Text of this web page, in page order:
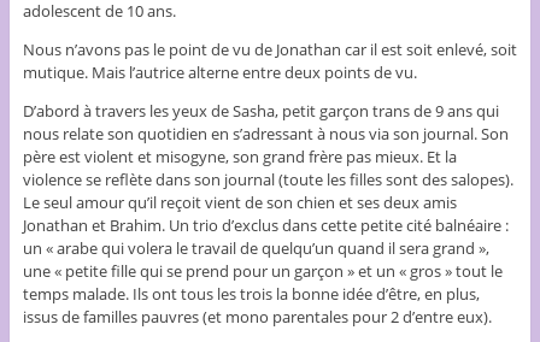
adolescent de 10 ans.
Nous n’avons pas le point de vu de Jonathan car il est soit enlevé, soit
mutique. Mais l’autrice alterne entre deux points de vu.
D’abord à travers les yeux de Sasha, petit garçon trans de 9 ans qui
nous relate son quotidien en s’adressant à nous via son journal. Son
père est violent et misogyne, son grand frère pas mieux. Et la
violence se reflète dans son journal (toute les filles sont des salopes).
Le seul amour qu’il reçoit vient de son chien et ses deux amis
Jonathan et Brahim. Un trio d’exclus dans cette petite cité balnéaire :
un « arabe qui volera le travail de quelqu’un quand il sera grand »,
une « petite fille qui se prend pour un garçon » et un « gros » tout le
temps malade. Ils ont tous les trois la bonne idée d’être, en plus,
issus de familles pauvres (et mono parentales pour 2 d’entre eux).